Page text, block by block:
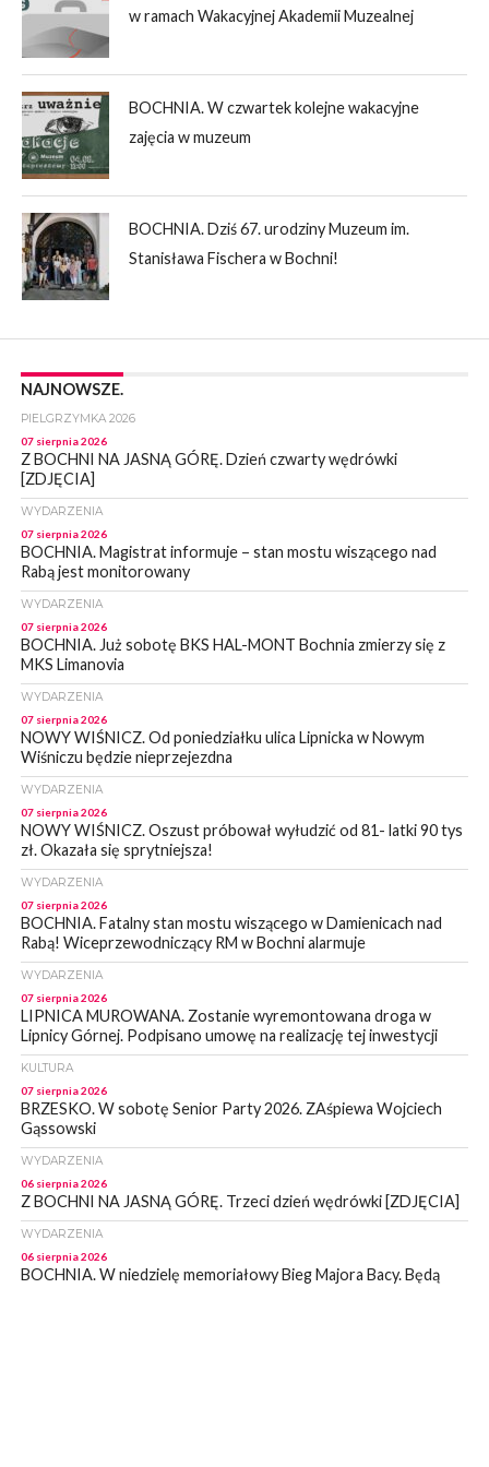
w ramach Wakacyjnej Akademii Muzealnej
BOCHNIA. W czwartek kolejne wakacyjne
zajęcia w muzeum
BOCHNIA. Dziś 67. urodziny Muzeum im.
Stanisława Fischera w Bochni!
NAJNOWSZE.
PIELGRZYMKA 2026
07 sierpnia 2026
Z BOCHNI NA JASNĄ GÓRĘ. Dzień czwarty wędrówki
[ZDJĘCIA]
WYDARZENIA
07 sierpnia 2026
BOCHNIA. Magistrat informuje – stan mostu wiszącego nad
Rabą jest monitorowany
WYDARZENIA
07 sierpnia 2026
BOCHNIA. Już sobotę BKS HAL-MONT Bochnia zmierzy się z
MKS Limanovia
WYDARZENIA
07 sierpnia 2026
NOWY WIŚNICZ. Od poniedziałku ulica Lipnicka w Nowym
Wiśniczu będzie nieprzejezdna
WYDARZENIA
07 sierpnia 2026
NOWY WIŚNICZ. Oszust próbował wyłudzić od 81- latki 90 tys
zł. Okazała się sprytniejsza!
WYDARZENIA
07 sierpnia 2026
BOCHNIA. Fatalny stan mostu wiszącego w Damienicach nad
Rabą! Wiceprzewodniczący RM w Bochni alarmuje
WYDARZENIA
07 sierpnia 2026
LIPNICA MUROWANA. Zostanie wyremontowana droga w
Lipnicy Górnej. Podpisano umowę na realizację tej inwestycji
KULTURA
07 sierpnia 2026
BRZESKO. W sobotę Senior Party 2026. ZAśpiewa Wojciech
Gąssowski
WYDARZENIA
06 sierpnia 2026
Z BOCHNI NA JASNĄ GÓRĘ. Trzeci dzień wędrówki [ZDJĘCIA]
WYDARZENIA
06 sierpnia 2026
BOCHNIA. W niedzielę memoriałowy Bieg Majora Bacy. Będą